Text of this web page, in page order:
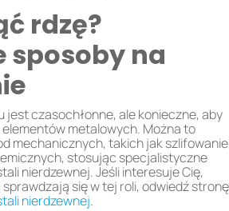
rdzę?
sposoby na
jest czasochłonne, ale konieczne, aby
metalowych. Można to
mechanicznych, takich jak szlifowanie
stosując specjalistyczne
nierdzewnej. Jeśli interesuje Cię,
się w tej roli, odwiedź stronę
nierdzewnej.